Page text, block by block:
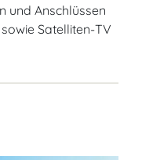
und Anschlüssen
Satelliten-TV